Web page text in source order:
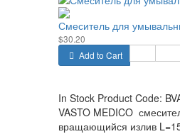
Смеситель для
$30.20
Add to Cart
In Stock Product Code:
VASTO MEDICO
вращающийся излив